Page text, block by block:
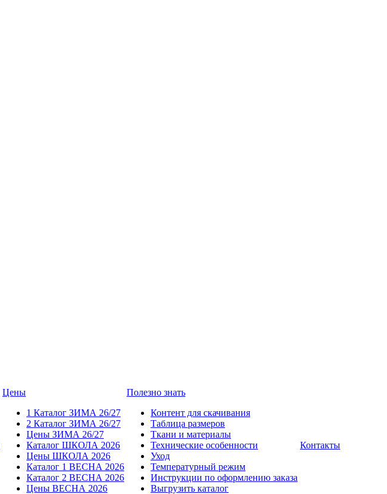
Цены
1 Каталог ЗИМА 26/27
2 Каталог ЗИМА 26/27
Цены ЗИМА 26/27
Каталог ШКОЛА 2026
Цены ШКОЛА 2026
Каталог 1 ВЕСНА 2026
Каталог 2 ВЕСНА 2026
Цены ВЕСНА 2026
Полезно знать
Контент для скачивания
Таблица размеров
Ткани и материалы
Технические особенности
Уход
Температурный режим
Инструкции по оформлению заказа
Выгрузить каталог
Контакты